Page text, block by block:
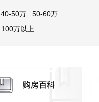
40-50万
50-60万
100万以上